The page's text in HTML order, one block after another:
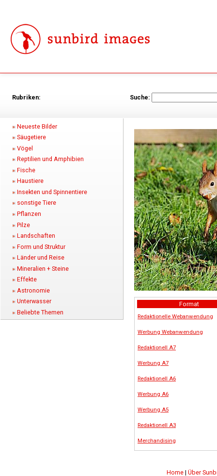
Rubriken: Suche:
Neueste Bilder
Säugetiere
Vögel
Reptilien und Amphibien
Fische
Haustiere
Insekten und Spinnentiere
sonstige Tiere
Pflanzen
Pilze
Landschaften
Form und Struktur
Länder und Reise
Mineralien + Steine
Effekte
Astronomie
Unterwasser
Beliebte Themen
Format
Redaktionelle Webanwendung
Werbung Webanwendung
Redaktionell A7
Werbung A7
Redaktionell A6
Werbung A6
Werbung A5
Redaktionell A3
Merchandising
Home | Über